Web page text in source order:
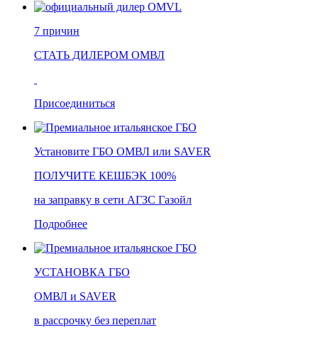
7 причин
СТАТЬ ДИЛЕРОМ ОМВЛ
Присоединиться
Установите ГБО ОМВЛ или SAVER
ПОЛУЧИТЕ КЕШБЭК 100%
на заправку в сети АГЗС Газойл
Подробнее
УСТАНОВКА ГБО
ОМВЛ и SAVER
в рассрочку без переплат